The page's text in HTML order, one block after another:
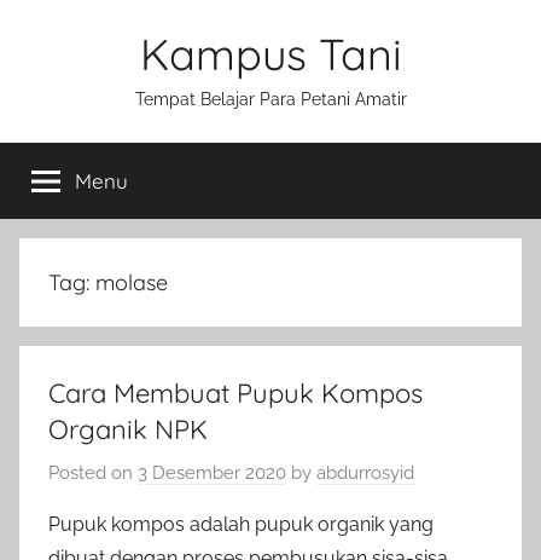
Kampus Tani
Tempat Belajar Para Petani Amatir
Menu
Tag: molase
Cara Membuat Pupuk Kompos
Organik NPK
Posted on 3 Desember 2020 by abdurrosyid
Pupuk kompos adalah pupuk organik yang